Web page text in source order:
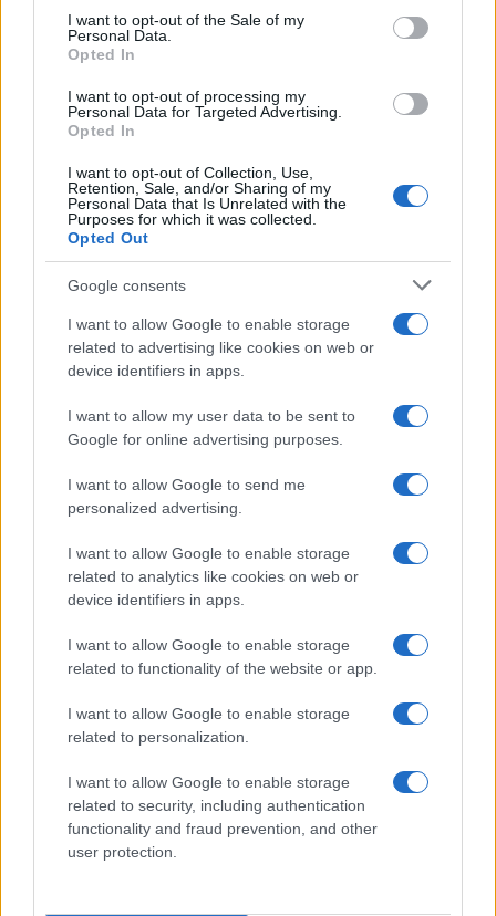
services and may gather and store information including but
not limited to your visit or usage behaviour. You may click to
grant or deny consent to Google and its third-party tags to
consent section.
I want to opt-out of the Sale of my
Personal Data.
Opted In
I want to opt-out of processing my
Personal Data for Targeted Advertising.
Opted In
I want to opt-out of Collection, Use,
Retention, Sale, and/or Sharing of my
Personal Data that Is Unrelated with the
Purposes for which it was collected.
Opted Out
Google consents
I want to allow Google to enable storage
related to advertising like cookies on web or
device identifiers in apps.
I want to allow my user data to be sent to
Google for online advertising purposes.
I want to allow Google to send me
personalized advertising.
I want to allow Google to enable storage
related to analytics like cookies on web or
device identifiers in apps.
I want to allow Google to enable storage
related to functionality of the website or app.
I want to allow Google to enable storage
related to personalization.
I want to allow Google to enable storage
related to security, including authentication
functionality and fraud prevention, and other
user protection.